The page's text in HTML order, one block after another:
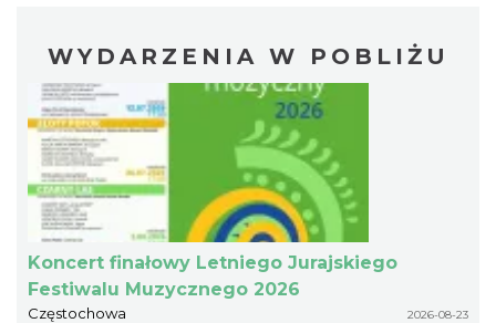
WYDARZENIA W POBLIŻU
Koncert finałowy Letniego Jurajskiego
Festiwalu Muzycznego 2026
Częstochowa 2026-08-23